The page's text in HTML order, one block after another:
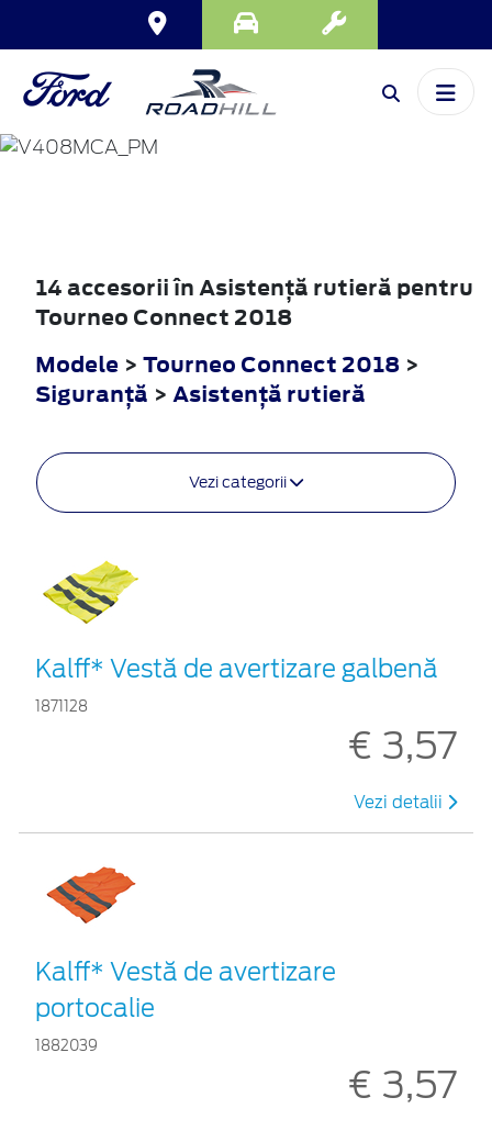
TOURNEO
CONNECT
14 accesorii în Asistenţă rutieră pentru
Tourneo Connect 2018
Modele > Tourneo Connect 2018 >
Siguranţă > Asistenţă rutieră
Vezi categorii
Kalff* Vestă de avertizare galbenă
1871128
€ 3,57
Vezi detalii
Kalff* Vestă de avertizare
portocalie
1882039
€ 3,57